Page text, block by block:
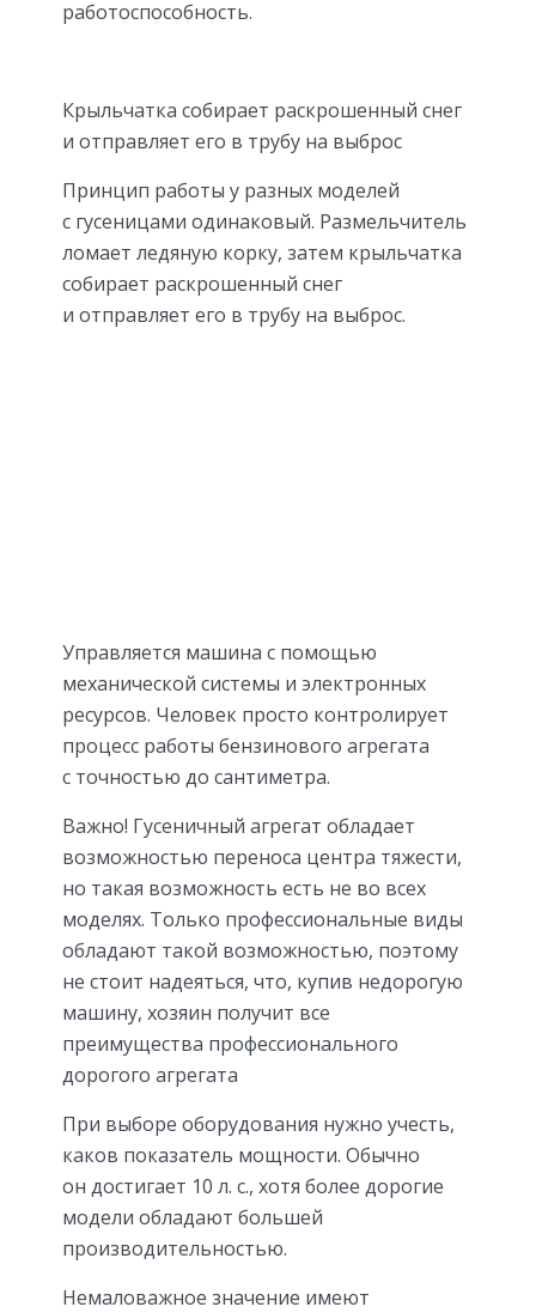
работоспособность.
Крыльчатка собирает раскрошенный снег
и отправляет его в трубу на выброс
Принцип работы у разных моделей
с гусеницами одинаковый. Размельчитель
ломает ледяную корку, затем крыльчатка
собирает раскрошенный снег
и отправляет его в трубу на выброс.
Управляется машина с помощью
механической системы и электронных
ресурсов. Человек просто контролирует
процесс работы бензинового агрегата
с точностью до сантиметра.
Важно! Гусеничный агрегат обладает
возможностью переноса центра тяжести,
но такая возможность есть не во всех
моделях. Только профессиональные виды
обладают такой возможностью, поэтому
не стоит надеяться, что, купив недорогую
машину, хозяин получит все
преимущества профессионального
дорогого агрегата
При выборе оборудования нужно учесть,
каков показатель мощности. Обычно
он достигает 10 л. с., хотя более дорогие
модели обладают большей
производительностью.
Немаловажное значение имеют